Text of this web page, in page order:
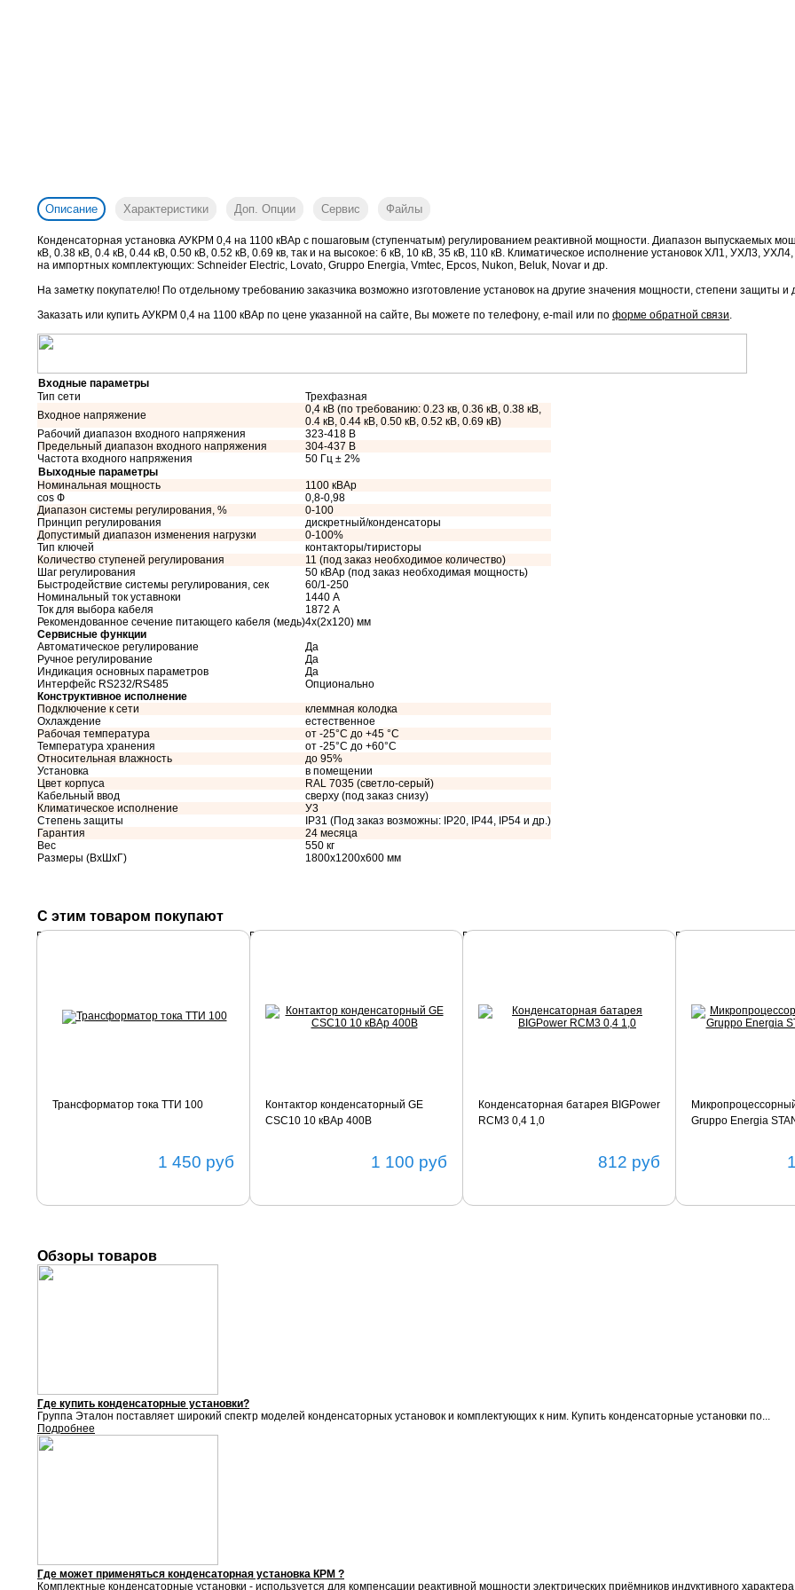
Описание Характеристики Доп. Опции Сервис Файлы
Конденсаторная установка АУКРМ 0,4 на 1100 кВАр с пошаговым (ступенчатым) регулированием реактивной мощности. Диапазон выпускаемых
кВ, 0.38 кВ, 0.4 кВ, 0.44 кВ, 0.50 кВ, 0.52 кВ, 0.69 кв, так и на высокое: 6 кВ, 10 кВ, 35 кВ, 110 кВ. Климатическое исполнение установок ХЛ1, УХЛ3,
на импортных комплектующих: Schneider Electric, Lovato, Gruppo Energia, Vmtec, Epcos, Nukon, Beluk, Novar и др.
На заметку покупателю! По отдельному требованию заказчика возможно изготовление установок на другие значения мощности, степени защиты и
Заказать или купить АУКРМ 0,4 на 1100 кВАр по цене указанной на сайте, Вы можете по телефону, e-mail или по форме обратной связи.
Входные параметры
Тип сети
Трехфазная
Входное напряжение
0,4 кВ (по требованию: 0.23 кв, 0.36 кВ, 0.38 кВ,
0.4 кВ, 0.44 кВ, 0.50 кВ, 0.52 кВ, 0.69 кВ)
Рабочий диапазон входного напряжения
323-418 В
Предельный диапазон входного напряжения
304-437 В
Частота входного напряжения
50 Гц ± 2%
Выходные параметры
Номинальная мощность
1100 кВАр
cos Ф
0,8-0,98
Диапазон системы регулирования, %
0-100
Принцип регулирования
дискретный/конденсаторы
Допустимый диапазон изменения нагрузки
0-100%
Тип ключей
контакторы/тиристоры
Количество ступеней регулирования
11 (под заказ необходимое количество)
Шаг регулирования
50 кВАр (под заказ необходимая мощность)
Быстродействие системы регулирования, сек
60/1-250
Номинальный ток уставноки
1440 А
Ток для выбора кабеля
1872 А
Рекомендованное сечение питающего кабеля (медь)4x(2x120) мм
Сервисные функции
Автоматическое регулирование
Да
Ручное регулирование
Да
Индикация основных параметров
Да
Интерфейс RS232/RS485
Опционально
Конструктивное исполнение
Подключение к сети
клеммная колодка
Охлаждение
естественное
Рабочая температура
от -25°C до +45 °C
Температура хранения
от -25°C до +60°C
Относительная влажность
до 95%
Установка
в помещении
Цвет корпуса
RAL 7035 (светло-серый)
Кабельный ввод
сверху (под заказ снизу)
Климатическое исполнение
У3
Степень защиты
IP31 (Под заказ возможны: IP20, IP44, IP54 и др.)
Гарантия
24 месяца
Вес
550 кг
Размеры (ВхШхГ)
1800х1200х600 мм
С этим товаром покупают
Трансформатор тока ТТИ 100
1 450 руб
Подробнее
Контактор конденсаторный GE
CSC10 10 кВАр 400В
1 100 руб
Подробнее
Конденсаторная батарея BIGPower
RCM3 0,4 1,0
812 руб
Подробнее
Gruppo Energia
Подробнее
Обзоры товаров
Где купить конденсаторные установки?
Группа Эталон поставляет широкий спектр моделей конденсаторных установок и комплектующих к ним. Купить конденсаторные установки по...
Подробнее
Где может применяться конденсаторная установка КРМ ?
Комплектные конденсаторные установки - используется для компенсации реактивной мощности электрических приёмников индуктивного